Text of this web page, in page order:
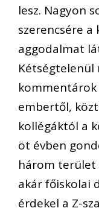
lesz. Nagyon
szerencsére a
aggodalmat
embertől,
kollégáktól a
öt évben
három terület
akár főiskolai
érdekel a Z-